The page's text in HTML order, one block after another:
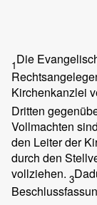
1Die
Kirchenkanzlei
Dritten
Vollmachten
den Leiter der
durch den
vollziehen. 3